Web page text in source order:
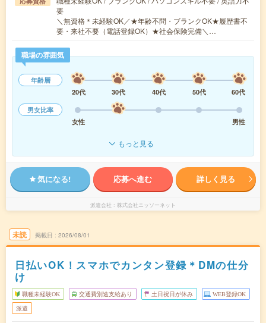
要
＼無資格＊未経験OK／★年齢不問・ブランクOK★履歴書不
要・来社不要（電話登録OK）★社会保険完備＼…
職場の雰囲気
年齢層
20代
30代 40代 50代
60代
男女比率
女性
男性
もっと見る
気になる! 応募へ進む 詳しく見る
派遣会社 株式会社ニッソーネット
未読 掲載日 2026/08/01
日払いOK！スマホでカンタン登録＊DMの仕分
け
職種未経験OK 交通費別途支給あり 土日祝日が休み WEB登録OK
派遣